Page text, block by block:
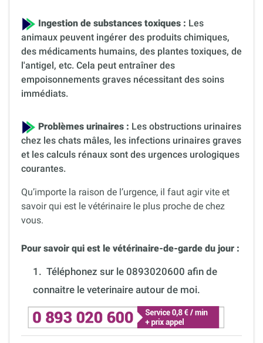
Ingestion de substances toxiques : Les
animaux peuvent ingérer des produits chimiques,
des médicaments humains, des plantes toxiques, de
l'antigel, etc. Cela peut entraîner des
empoisonnements graves nécessitant des soins
immédiats.
Problèmes urinaires : Les obstructions urinaires
chez les chats mâles, les infections urinaires graves
et les calculs rénaux sont des urgences urologiques
courantes.
Qu’importe la raison de l’urgence, il faut agir vite et
savoir qui est le vétérinaire le plus proche de chez
vous.
Pour savoir qui est le vétérinaire-de-garde du jour :
1. Téléphonez sur le 0893020600 afin de
connaitre le veterinaire autour de moi.